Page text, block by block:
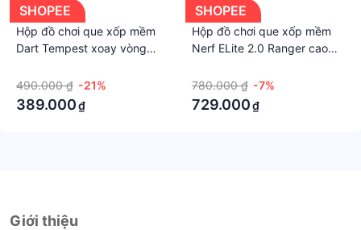
SHOPEE
Hộp đồ chơi que xốp mềm
Dart Tempest xoay vòng
490.000 ₫ -21%
389.000₫
SHOPEE
Hộp đồ chơi que xốp mềm
Nerf ELite 2.0 Ranger cao
780.000 ₫ -7%
729.000₫
Giới thiệu